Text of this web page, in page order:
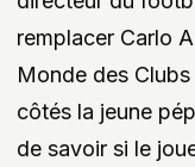
remplacer Carlo
Monde des
côtés la jeune
de savoir si le